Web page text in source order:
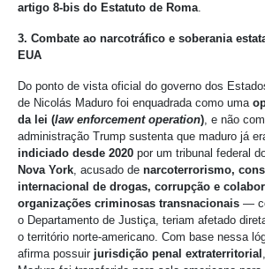
artigo 8-bis do Estatuto de Roma.
3. Combate ao narcotráfico e soberania
EUA
Do ponto de vista oficial do governo dos
de Nicolás Maduro foi enquadrada como uma
da lei (law enforcement operation), e não
administração Trump sustenta que maduro já
indiciado desde 2020 por um tribunal federal
Nova York, acusado de narcoterrorismo,
internacional de drogas, corrupção e
organizações criminosas transnacionais —
o Departamento de Justiça, teriam afetado
o território norte-americano. Com base nessa
afirma possuir jurisdição penal extraterritorial